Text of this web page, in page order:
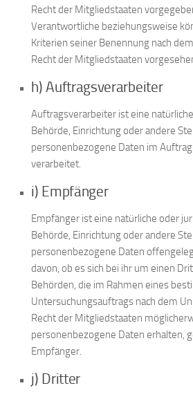
Recht der Mitgliedstaaten
Verantwortliche beziehungsweise
Kriterien seiner Benennung nach
Recht der Mitgliedstaaten
h) Auftragsverarbeiter
Auftragsverarbeiter ist eine
Behörde, Einrichtung oder andere
personenbezogene Daten im
verarbeitet.
i) Empfänger
Empfänger ist eine natürliche oder
Behörde, Einrichtung oder andere
personenbezogene Daten
davon, ob es sich bei ihr um einen
Behörden, die im Rahmen eines
Untersuchungsauftrags nach dem
Recht der Mitgliedstaaten
personenbezogene Daten erhalten,
Empfänger.
j) Dritter